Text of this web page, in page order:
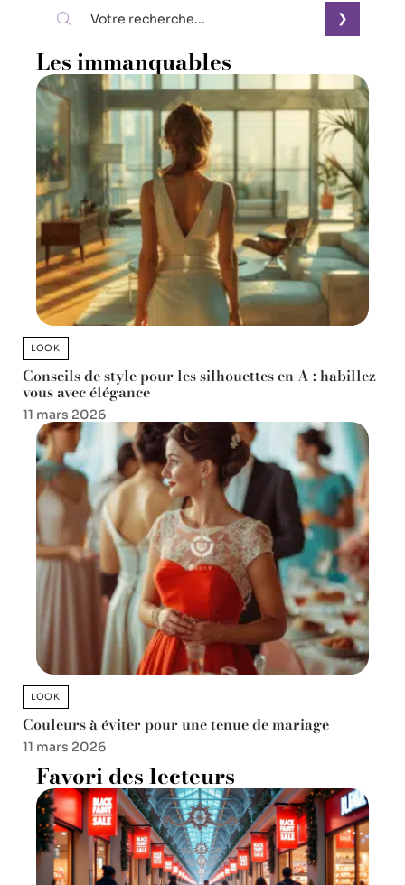
Les immanquables
LOOK
Conseils de style pour les silhouettes en A : habillez-
vous avec élégance
11 mars 2026
LOOK
Couleurs à éviter pour une tenue de mariage
11 mars 2026
Favori des lecteurs